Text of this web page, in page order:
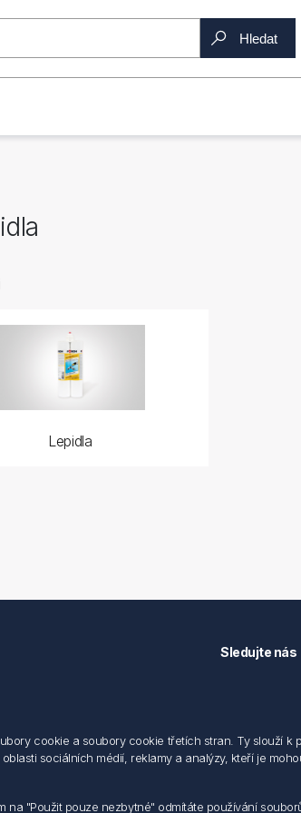
Hledat
Lepidla
Sledujte nás
cookie a soubory cookie třetích stran. Ty slouží k
sociálních médií, reklamy a analýzy, kteří je
"Použit pouze nezbytné" odmítáte používání